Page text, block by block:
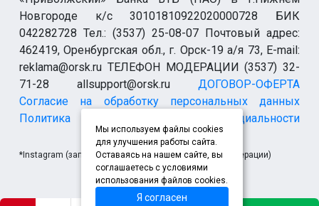
Новгороде к/с 30101810922020000728 БИК
042282728 Тел.: (3537) 25-08-07 Почтовый адрес:
462419, Оренбургская обл., г. Орск-19 а/я 73, E-mail:
reklama@orsk.ru ТЕЛЕФОН МОДЕРАЦИИ (3537) 32-
71-28 allsupport@orsk.ruДОГОВОР-ОФЕРТА
Согласие на обработку персональных данных
Политика конфиденциальности
*Instagram (запрещен на территории Российской Федерации)
Мы используем файлы cookies
для улучшения работы сайта.
Оставаясь на нашем сайте, вы
соглашаетесь с условиями
использования файлов cookies.
Я согласен